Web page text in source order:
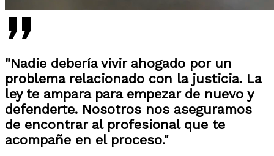
"Nadie debería vivir ahogado por un
problema relacionado con la justicia. La
ley te ampara para empezar de nuevo y
defenderte. Nosotros nos aseguramos
de encontrar al profesional que te
acompañe en el proceso."